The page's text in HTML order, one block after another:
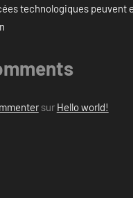
technologiques peuvent
sur Hello world!